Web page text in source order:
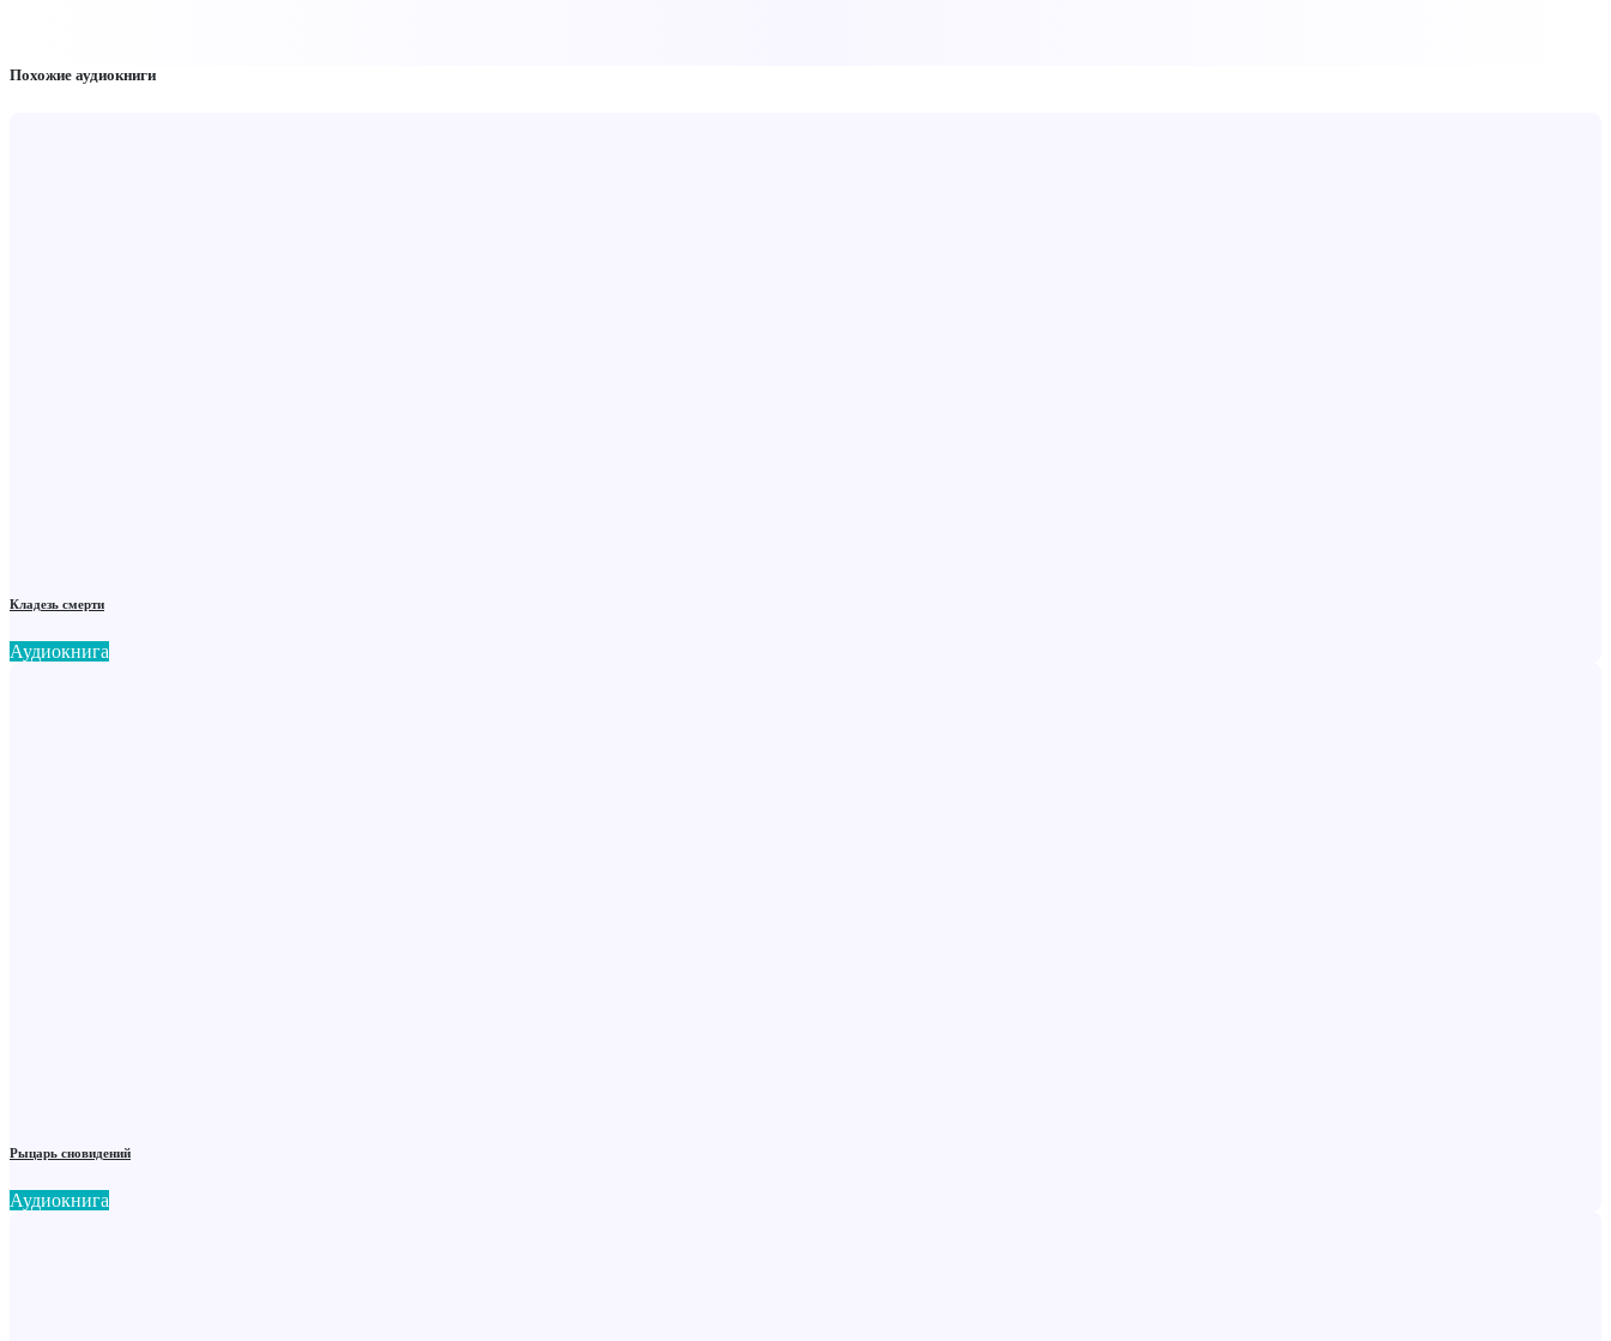
Похожие аудиокниги
Кладезь смерти
Аудиокнига
Рыцарь сновидений
Аудиокнига